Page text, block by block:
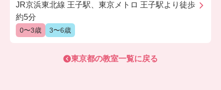
JR京浜東北線 王子駅、東京メトロ 王子駅より徒歩
約5分
0〜3歳 3〜6歳
東京都の教室一覧に戻る